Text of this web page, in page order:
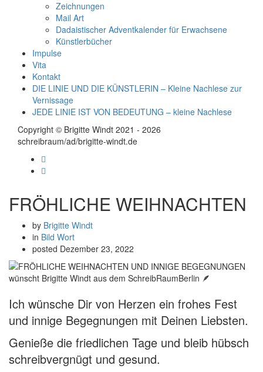
Zeichnungen
Mail Art
Dadaistischer Adventkalender für Erwachsene
Künstlerbücher
Impulse
Vita
Kontakt
DIE LINIE UND DIE KÜNSTLERIN – Kleine Nachlese zur
Vernissage
JEDE LINIE IST VON BEDEUTUNG – kleine Nachlese
Copyright © Brigitte Windt 2021 - 2026
schreibraum/ad/brigitte-windt.de
FRÖHLICHE WEIHNACHTEN
by Brigitte Windt
in Bild Wort
posted Dezember 23, 2022
Ich wünsche Dir von Herzen ein frohes Fest
und innige Begegnungen mit Deinen Liebsten.
Genieße die friedlichen Tage und bleib hübsch
schreibvergnügt und gesund.